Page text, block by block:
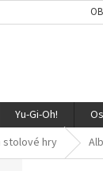
Yu-Gi-Oh!
stolové hry